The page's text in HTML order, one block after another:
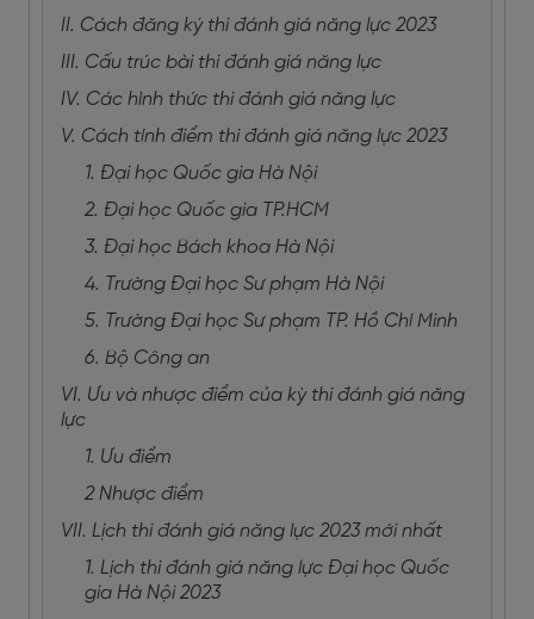
II. Cách đăng ký thi đánh giá năng lực 2023
III. Cấu trúc bài thi đánh giá năng lực
IV. Các hình thức thi đánh giá năng lực
V. Cách tính điểm thi đánh giá năng lực 2023
1. Đại học Quốc gia Hà Nội
2. Đại học Quốc gia TP.HCM
3. Đại học Bách khoa Hà Nội
4. Trường Đại học Sư phạm Hà Nội
5. Trường Đại học Sư phạm TP. Hồ Chí Minh
6. Bộ Công an
VI. Ưu và nhược điểm của kỳ thi đánh giá năng
lực
1. Ưu điểm
2 Nhược điểm
VII. Lịch thi đánh giá năng lực 2023 mới nhất
1. Lịch thi đánh giá năng lực Đại học Quốc
gia Hà Nội 2023